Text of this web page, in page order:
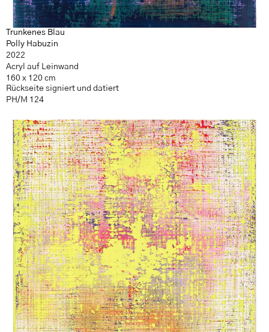
Trunkenes Blau
Polly Habuzin
2022
Acryl auf Leinwand
160 x 120 cm
Rückseite signiert und datiert
PH/M 124